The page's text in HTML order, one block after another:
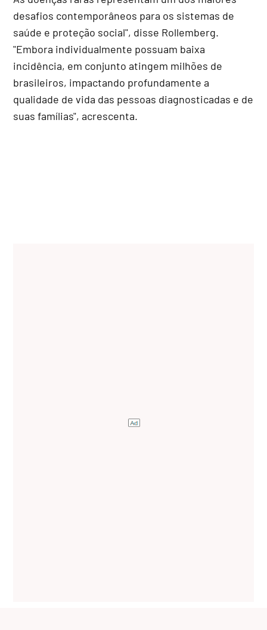
desafios contemporâneos para os sistemas de
saúde e proteção social", disse Rollemberg.
"Embora individualmente possuam baixa
incidência, em conjunto atingem milhões de
brasileiros, impactando profundamente a
qualidade de vida das pessoas diagnosticadas e de
suas famílias", acrescenta.